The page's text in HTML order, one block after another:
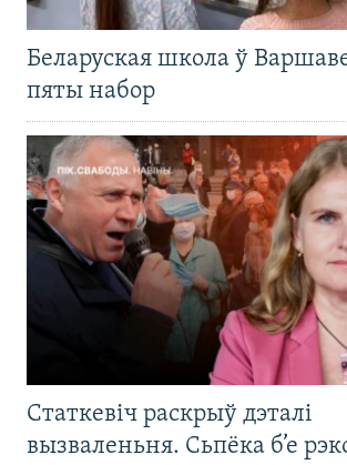
Беларуская школа ў
пяты набор
Статкевіч раскрыў дэталі
вызваленьня. Сьпёка б’е